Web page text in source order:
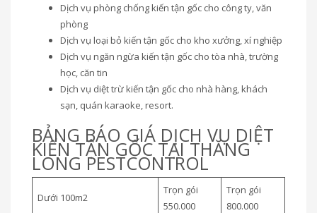
Dịch vụ phòng chống kiến tận gốc cho công ty, văn
phòng
Dịch vụ loại bỏ kiến tận gốc cho kho xưởng, xí nghiệp
Dịch vụ ngăn ngừa kiến tận gốc cho tòa nhà, trường
học, căn tin
Dịch vụ diệt trừ kiến tận gốc cho nhà hàng, khách
sạn, quán karaoke, resort.
BẢNG BÁO GIÁ DỊCH VỤ DIỆT
KIẾN TẬN GỐC TẠI THĂNG
LONG PESTCONTROL
Dưới 100m2
Trọn gói
550.000
Trọn gói
800.000